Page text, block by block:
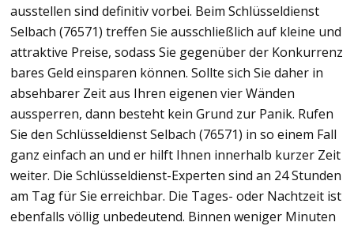
ausstellen sind definitiv vorbei. Beim Schlüsseldienst
Selbach (76571) treffen Sie ausschließlich auf kleine und
attraktive Preise, sodass Sie gegenüber der Konkurrenz
bares Geld einsparen können. Sollte sich Sie daher in
absehbarer Zeit aus Ihren eigenen vier Wänden
aussperren, dann besteht kein Grund zur Panik. Rufen
Sie den Schlüsseldienst Selbach (76571) in so einem Fall
ganz einfach an und er hilft Ihnen innerhalb kurzer Zeit
weiter. Die Schlüsseldienst-Experten sind an 24 Stunden
am Tag für Sie erreichbar. Die Tages- oder Nachtzeit ist
ebenfalls völlig unbedeutend. Binnen weniger Minuten